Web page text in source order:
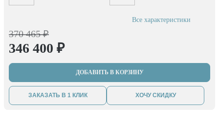
Все характеристики
370 465 ₽
346 400 ₽
ДОБАВИТЬ В КОРЗИНУ
ЗАКАЗАТЬ В 1 КЛИК ХОЧУ СКИДКУ